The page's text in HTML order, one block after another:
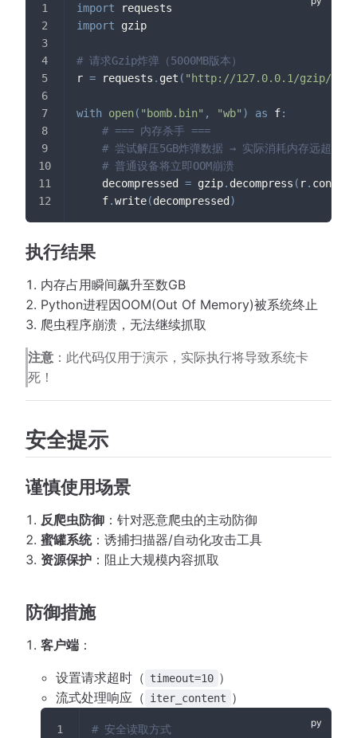
import requests
import gzip
# 请求Gzip炸弹（5000MB版本）
r = requests . get ( "http://127.0.0.1/gzip/
with open( "bomb.bin" , "wb" ) as f:
# === 内存杀手 ===
# 尝试解压5GB炸弹数据 → 实际消耗内存远超5GB
# 普通设备将立即OOM崩溃
    decompressed
= gzip. decompress ( r. content
    f
.write(decompressed )
执行结果
内存占用瞬间飙升至数GB
Python进程因OOM(Out Of Memory)被系统终止
爬虫程序崩溃，无法继续抓取
注意 ：此代码仅用于演示，实际执行将导致系统卡
死！
安全提示
谨慎使用场景
反爬虫防御 ：针对恶意爬虫的主动防御
蜜罐系统：诱捕扫描器/自动化攻击工具
资源保护 ：阻止大规模内容抓取
防御措施
客户端 ：
设置请求超时（ timeout=10 ）
流式处理响应（ iter_content ）
# 安全读取方式